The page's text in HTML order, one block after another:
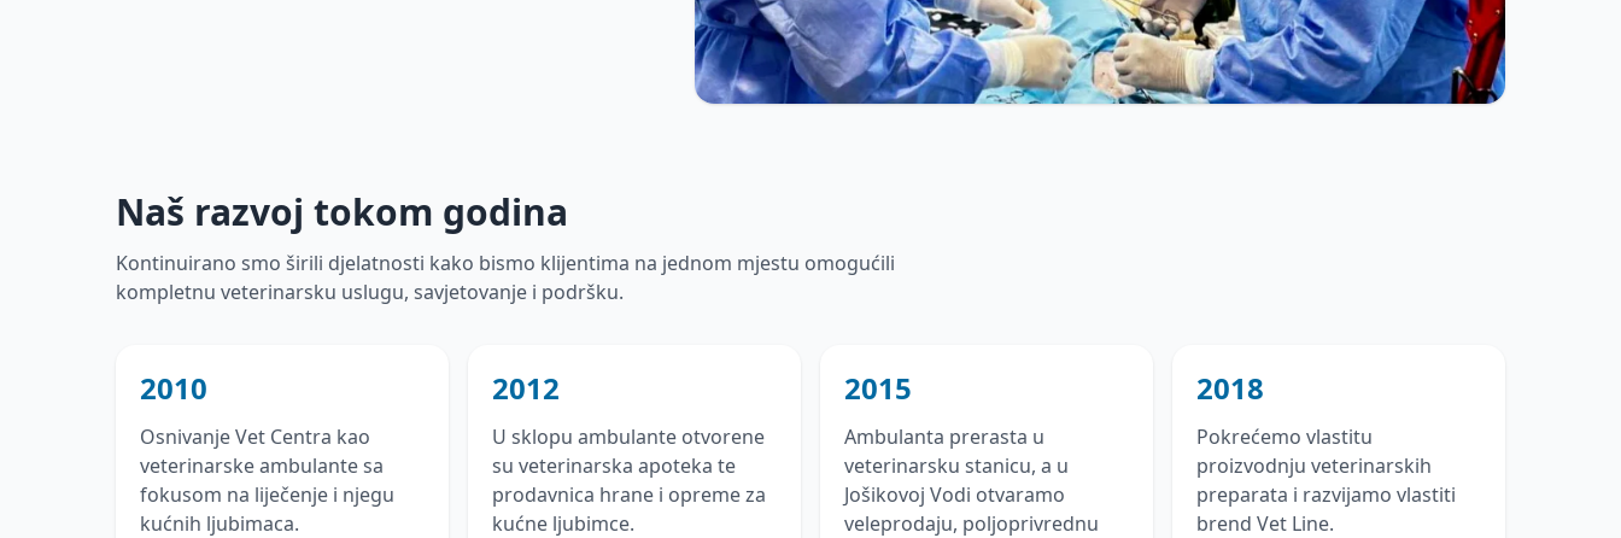
Naš razvoj tokom godina
Kontinuirano smo širili djelatnosti kako bismo klijentima na jednom mjestu omogućili
kompletnu veterinarsku uslugu, savjetovanje i podršku.
2010
Osnivanje Vet Centra kao
veterinarske ambulante sa
fokusom na liječenje i njegu
kućnih ljubimaca.
2012
U sklopu ambulante otvorene
su veterinarska apoteka te
prodavnica hrane i opreme za
kućne ljubimce.
2015
Ambulanta prerasta u
veterinarsku stanicu, a u
Jošikovoj Vodi otvaramo
veleprodaju, poljoprivrednu
2018
Pokrećemo vlastitu
proizvodnju veterinarskih
preparata i razvijamo vlastiti
brend Vet Line.